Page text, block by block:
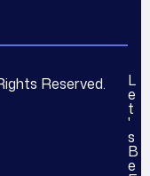
Reserved. L
e
t
'
s
B
e